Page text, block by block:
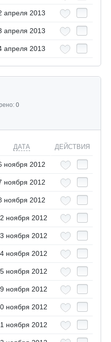
апреля 2013
апреля 2013
апреля 2013
0
ДАТА ДЕЙСТВИЯ
ноября 2012
ноября 2012
ноября 2012
ноября 2012
ноября 2012
ноября 2012
ноября 2012
ноября 2012
ноября 2012
ноября 2012